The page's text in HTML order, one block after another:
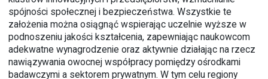
spójności społecznej i bezpieczeństwa. Wszystkie te
założenia można osiągnąć wspierając uczelnie wyższe w
podnoszeniu jakości kształcenia, zapewniając naukowcom
adekwatne wynagrodzenie oraz aktywnie działając na rzecz
nawiązywania owocnej współpracy pomiędzy ośrodkami
badawczymi a sektorem prywatnym. W tym celu regiony